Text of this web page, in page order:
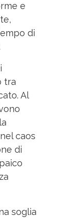
e
di
tra
Al
caos
di
soglia